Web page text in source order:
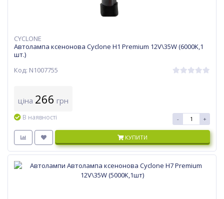
CYCLONE
Автолампа ксенонова Cyclone H1 Premium 12V\35W (6000K,1
шт.)
Код: N1007755
ціна 266 грн
В наявності - +
КУПИТИ